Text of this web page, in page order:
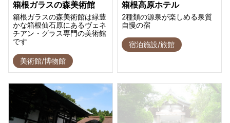
箱根ガラスの森美術館
箱根ガラスの森美術館は緑豊
かな箱根仙石原にあるヴェネ
チアン・グラス専門の美術館
です
美術館/博物館
箱根高原ホテル
2種類の源泉が楽しめる泉質
自慢の宿
宿泊施設/旅館